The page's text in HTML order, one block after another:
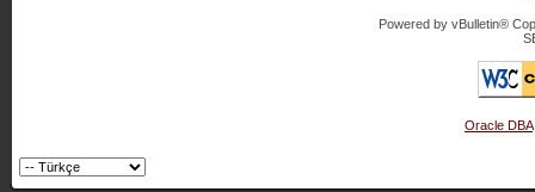
Powered by vBulletin®
Oracle DBA